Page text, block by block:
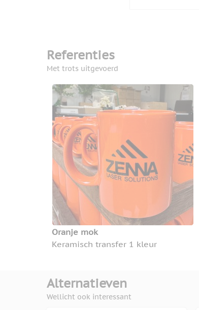
Referenties
Met trots uitgevoerd
Oranje mok
Keramisch transfer 1 kleur
Alternatieven
Wellicht ook interessant